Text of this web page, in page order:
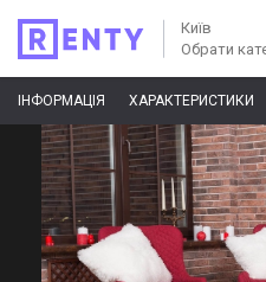
Київ
Обрати
ІНФОРМАЦІЯ ХАРАКТЕРИСТИКИ